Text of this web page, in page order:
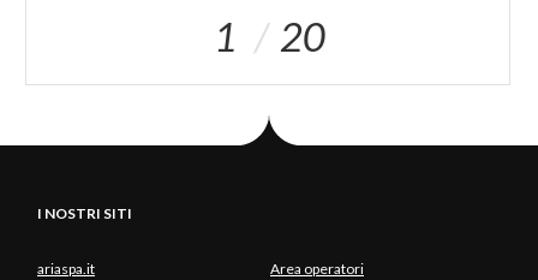
1 20
I NOSTRI SITI
ariaspa.it Area operatori